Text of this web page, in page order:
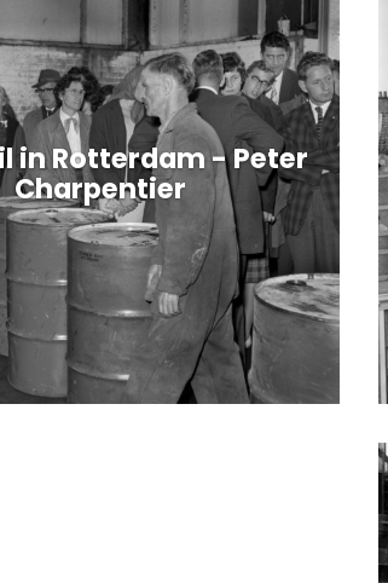
in Rotterdam - Peter
Charpentier